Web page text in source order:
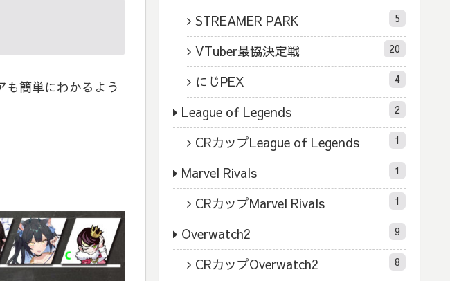
簡単にわかるよう
STREAMER PARK 5
VTuber最協決定戦 20
にじPEX 4
League of Legends 2
CRカップLeague of Legends 1
Marvel Rivals 1
CRカップMarvel Rivals 1
Overwatch2 9
CRカップOverwatch2 8